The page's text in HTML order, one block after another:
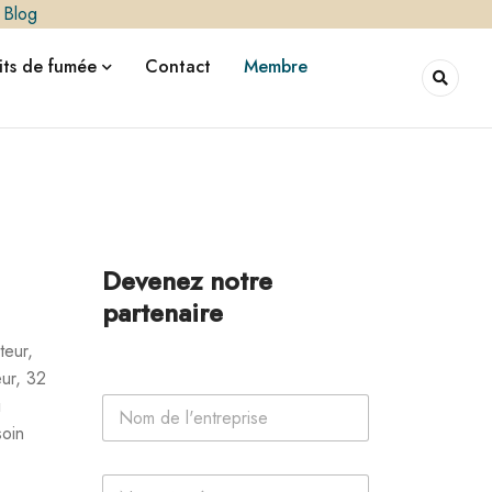
Blog
de fumée Contact Membre
32
Devenez notre
partenaire
N
m
P